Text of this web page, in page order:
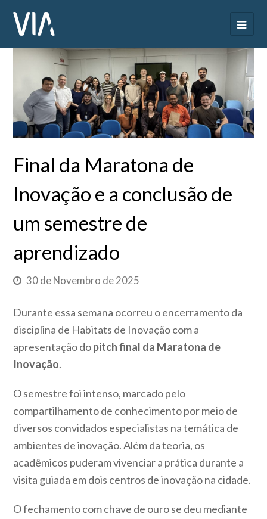
Final da Maratona de
Inovação e a conclusão de
um semestre de
aprendizado
30 de Novembro de 2025
Durante essa semana ocorreu o encerramento da
disciplina de Habitats de Inovação com a
apresentação dopitch final da Maratona de
Inovação.
O semestre foi intenso, marcado pelo
compartilhamento de conhecimento por meio de
diversos convidados especialistas na temática de
ambientes de inovação. Além da teoria, os
acadêmicos puderam vivenciar a prática durante a
visita guiada em dois centros de inovação na cidade.
O fechamento com chave de ouro se deu mediante